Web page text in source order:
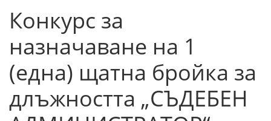
Конкурс за
назначаване на 1
(една) щатна бройка за
длъжността „СЪДЕБЕН